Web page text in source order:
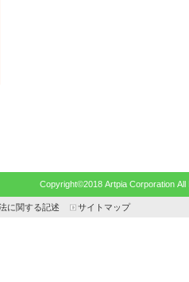
Copyright©2018 Artpia Corporation
に関する記述 サイトマップ